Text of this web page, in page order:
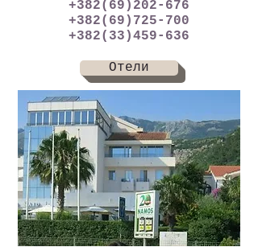
+382(69)202-676
+382(69)725-700
+382(33)459-636
Отели